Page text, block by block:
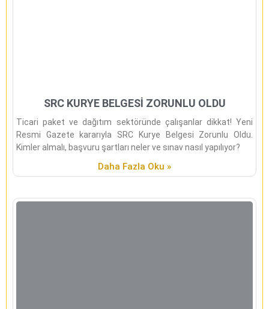
SRC KURYE BELGESİ ZORUNLU OLDU
Ticari paket ve dağıtım sektöründe çalışanlar dikkat! Yeni
Resmi Gazete kararıyla SRC Kurye Belgesi Zorunlu Oldu.
Kimler almalı, başvuru şartları neler ve sınav nasıl yapılıyor?
Daha Fazla Oku »